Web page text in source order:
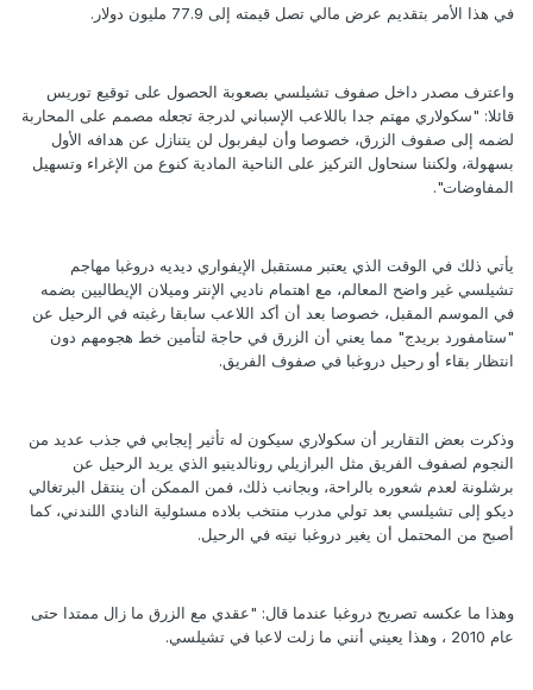
في هذا الأمر بتقديم عرض مالي تصل قيمته إلى 77.9 مليون دولار.
واعترف مصدر داخل صفوف تشيلسي بصعوبة الحصول على توقيع توريس
قائلا: "سكولاري مهتم جدا باللاعب الإسباني لدرجة تجعله مصمم على المحاربة
لضمه إلى صفوف الزرق، خصوصا وأن ليفربول لن يتنازل عن هدافه الأول
بسهولة، ولكننا سنحاول التركيز على الناحية المادية كنوع من الإغراء وتسهيل
المفاوضات".
يأتي ذلك في الوقت الذي يعتبر مستقبل الإيفواري ديديه دروغبا مهاجم
تشيلسي غير واضح المعالم، مع اهتمام ناديي الإنتر وميلان الإيطاليين بضمه
في الموسم المقبل، خصوصا بعد أن أكد اللاعب سابقا رغبته في الرحيل عن
"ستامفورد بريدج" مما يعني أن الزرق في حاجة لتأمين خط هجومهم دون
انتظار بقاء أو رحيل دروغبا في صفوف الفريق.
وذكرت بعض التقارير أن سكولاري سيكون له تأثير إيجابي في جذب عديد من
النجوم لصفوف الفريق مثل البرازيلي رونالدينيو الذي يريد الرحيل عن
برشلونة لعدم شعوره بالراحة، وبجانب ذلك، فمن الممكن أن ينتقل البرتغالي
ديكو إلى تشيلسي بعد تولي مدرب منتخب بلاده مسئولية النادي اللندني، كما
أصبح من المحتمل أن يغير دروغبا نيته في الرحيل.
وهذا ما عكسه تصريح دروغبا عندما قال: "عقدي مع الزرق ما زال ممتدا حتى
عام 2010 ، وهذا يعيني أنني ما زلت لاعبا في تشيلسي.